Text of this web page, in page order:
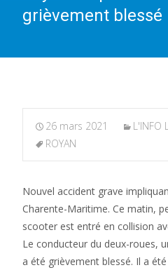
grièvement blessé
26 mars 2021
L'INFO
ROYAN
Nouvel accident grave
Charente-Maritime. Ce matin,
scooter est entré en collision
Le conducteur du deux-roues,
a été grièvement blessé. Il a